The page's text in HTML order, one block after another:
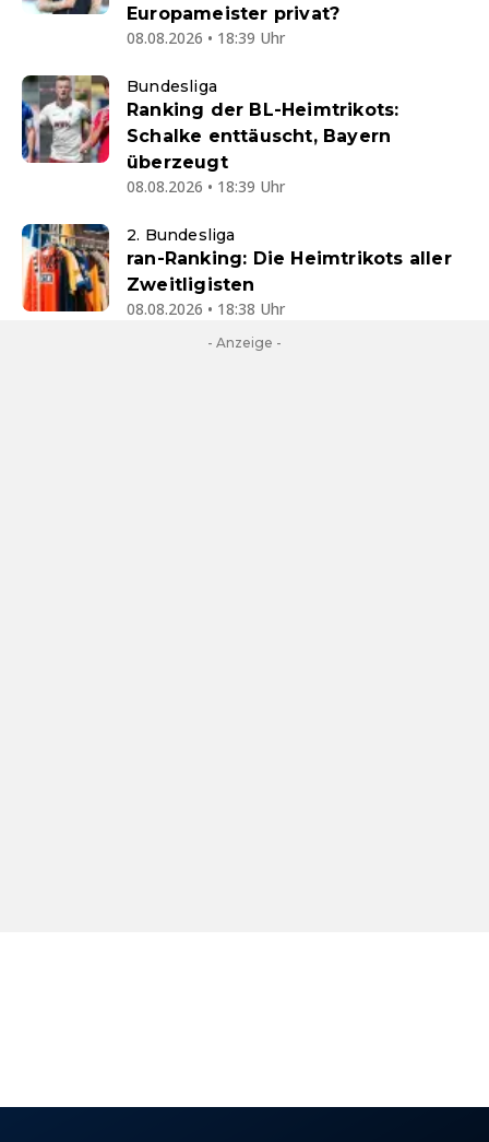
Europameister privat?
08.08.2026 • 18:39 Uhr
Bundesliga
Ranking der BL-Heimtrikots:
Schalke enttäuscht, Bayern
überzeugt
08.08.2026 • 18:39 Uhr
2. Bundesliga
ran-Ranking: Die Heimtrikots aller
Zweitligisten
08.08.2026 • 18:38 Uhr
- Anzeige -